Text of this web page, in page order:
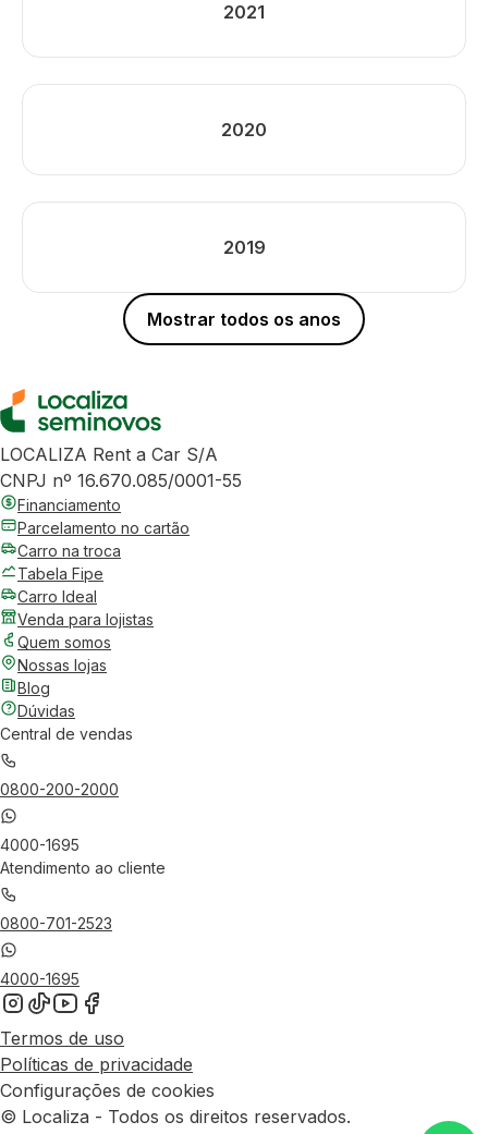
2021
2020
2019
Mostrar todos os anos
LOCALIZA Rent a Car S/A
CNPJ nº 16.670.085/0001-55
Financiamento
Parcelamento no cartão
Carro na troca
Tabela Fipe
Carro Ideal
Venda para lojistas
Quem somos
Nossas lojas
Blog
Dúvidas
Central de vendas
0800-200-2000
4000-1695
Atendimento ao cliente
0800-701-2523
4000-1695
Termos de uso
Políticas de privacidade
Configurações de cookies
© Localiza - Todos os direitos reservados.